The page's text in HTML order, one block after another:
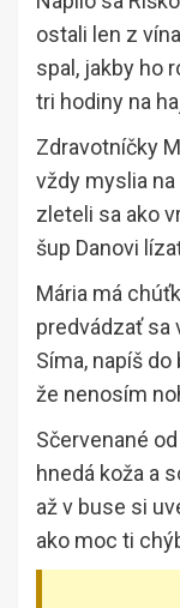
ostali len z
spal, jakby ho
tri hodiny na
Zdravotníčky
vždy myslia
zleteli sa ako
šup Danovi
Mária má
predvádzať sa
Síma, napíš do
že nenosím
Sčervenané
hnedá koža a
až v buse si
ako moc ti